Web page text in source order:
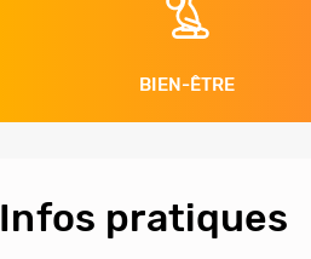
BIEN-ÊTRE
Infos pratiques